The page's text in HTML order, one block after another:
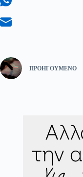
ΠΡΟΗΓΟΎΜΕΝΟ